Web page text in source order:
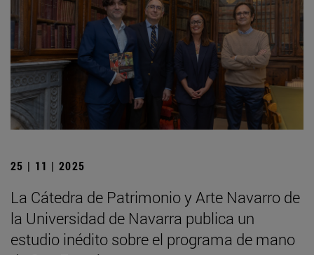
25 | 11 | 2025
La Cátedra de Patrimonio y Arte Navarro de
la Universidad de Navarra publica un
estudio inédito sobre el programa de mano